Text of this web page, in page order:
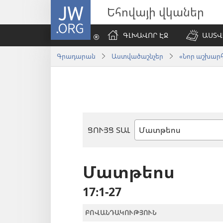
JW.ORG Եհովայի վկաներ
ԳԼԽԱՎՈՐ ԷՋ
Գրադարան Աստվածաշնչեր «Նոր
ՑՈՒՅՑ ՏԱԼ
Աստվածաշնչյան
Մատթեոս
17։1-27
ԲՈՎԱՆԴԱԿՈՒԹՅՈՒՆ